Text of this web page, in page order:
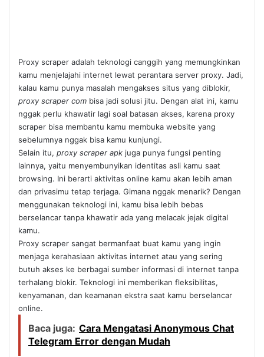
Proxy scraper adalah teknologi canggih yang memungkinkan
kamu menjelajahi internet lewat perantara server proxy. Jadi,
kalau kamu punya masalah mengakses situs yang diblokir,
proxy scraper com bisa jadi solusi jitu. Dengan alat ini, kamu
nggak perlu khawatir lagi soal batasan akses, karena proxy
scraper bisa membantu kamu membuka website yang
sebelumnya nggak bisa kamu kunjungi.
Selain itu, proxy scraper apk juga punya fungsi penting
lainnya, yaitu menyembunyikan identitas asli kamu saat
browsing. Ini berarti aktivitas online kamu akan lebih aman
dan privasimu tetap terjaga. Gimana nggak menarik? Dengan
menggunakan teknologi ini, kamu bisa lebih bebas
berselancar tanpa khawatir ada yang melacak jejak digital
kamu.
Proxy scraper sangat bermanfaat buat kamu yang ingin
menjaga kerahasiaan aktivitas internet atau yang sering
butuh akses ke berbagai sumber informasi di internet tanpa
terhalang blokir. Teknologi ini memberikan fleksibilitas,
kenyamanan, dan keamanan ekstra saat kamu berselancar
online.
Baca juga: Cara Mengatasi Anonymous Chat
Telegram Error dengan Mudah